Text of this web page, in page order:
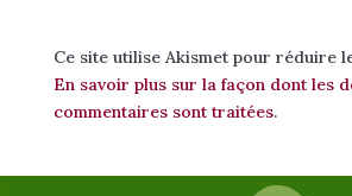
Ce site utilise Akismet pour réduire
En savoir plus sur la façon dont les
commentaires sont traitées.